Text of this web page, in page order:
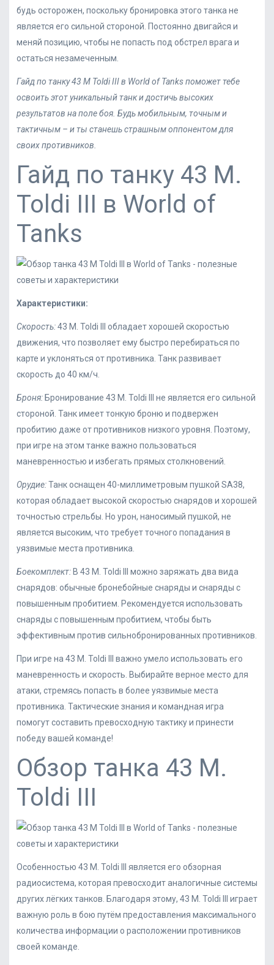
будь осторожен, поскольку бронировка этого танка не
является его сильной стороной. Постоянно двигайся и
меняй позицию, чтобы не попасть под обстрел врага и
остаться незамеченным.
Гайд по танку 43 M Toldi III в World of Tanks поможет тебе
освоить этот уникальный танк и достичь высоких
результатов на поле боя. Будь мобильным, точным и
тактичным – и ты станешь страшным оппонентом для
своих противников.
Гайд по танку 43 M.
Toldi III в World of
Tanks
Характеристики:
Скорость:43 M. Toldi III обладает хорошей скоростью
движения, что позволяет ему быстро перебираться по
карте и уклоняться от противника. Танк развивает
скорость до 40 км/ч.
Броня: Бронирование 43 M. Toldi III не является его сильной
стороной. Танк имеет тонкую броню и подвержен
пробитию даже от противников низкого уровня. Поэтому,
при игре на этом танке важно пользоваться
маневренностью и избегать прямых столкновений.
Орудие:Танк оснащен 40-миллиметровым пушкой SA38,
которая обладает высокой скоростью снарядов и хорошей
точностью стрельбы. Но урон, наносимый пушкой, не
является высоким, что требует точного попадания в
уязвимые места противника.
Боекомплект: В 43 M. Toldi III можно заряжать два вида
снарядов: обычные бронебойные снаряды и снаряды с
повышенным пробитием. Рекомендуется использовать
снаряды с повышенным пробитием, чтобы быть
эффективным против сильнобронированных противников.
При игре на 43 M. Toldi III важно умело использовать его
маневренность и скорость. Выбирайте верное место для
атаки, стремясь попасть в более уязвимые места
противника. Тактические знания и командная игра
помогут составить превосходную тактику и принести
победу вашей команде!
Обзор танка 43 M.
Toldi III
Особенностью 43 M. Toldi III является его обзорная
радиосистема, которая превосходит аналогичные системы
других лёгких танков. Благодаря этому, 43 M. Toldi III играет
важную роль в бою путём предоставления максимального
количества информации о расположении противников
своей команде.